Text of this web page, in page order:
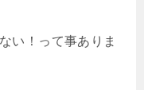
い！って事ありま